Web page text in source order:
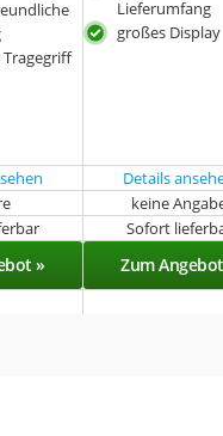
Lieferumfang
großes Display
Details
keine
Sofort
» Zum